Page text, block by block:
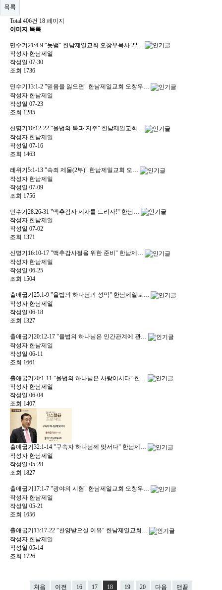
목록
Total 406건 18 페이지
이미지 목록
민수기21:4-9 "놋뱀" 한남제일교회 오창우목사 22…
작성자 한남제일
작성일 07-30
조회 1736
민수기13:1-2 "믿음을 잃으면" 한남제일교회 오창우…
작성자 한남제일
작성일 07-23
조회 1285
신명기10:12-22 "율법의 복과 저주" 한남제일교회…
작성자 한남제일
작성일 07-16
조회 1463
레위기5:1-13 "속죄 제물(2부)" 한남제일교회 오…
작성자 한남제일
작성일 07-09
조회 1756
민수기28:26-31 "맥추감사 제사를 드리자!" 한남…
작성자 한남제일
작성일 07-02
조회 1371
신명기16:10-17 "맥추감사절을 위한 준비" 한남제…
작성자 한남제일
작성일 06-25
조회 1504
출애굽기25:1-9 "율법의 하나님과 성막" 한남제일교…
작성자 한남제일
작성일 06-18
조회 1327
출애굽기20:12-17 "율법의 하나님은 인간관계에 관…
작성자 한남제일
작성일 06-11
조회 1661
출애굽기20:1-11 "율법의 하나님은 사랑이시다" 한…
작성자 한남제일
작성일 06-04
조회 1407
출애굽기32:1-14 "구속자 하나님께 맞서다" 한남제…
작성자 한남제일
작성일 05-28
조회 1827
출애굽기17:1-7 "광야의 시험" 한남제일교회 오창우…
작성자 한남제일
작성일 05-21
조회 1656
출애굽기13:17-22 "찬양받으실 이유" 한남제일교회…
작성자 한남제일
작성일 05-14
조회 1726
처음 이전 16 17 18 19 20 다음 맨끝